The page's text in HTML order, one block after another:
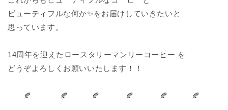
ビューティフルな何か✨をお届けしていきたいと
思っています。
14周年を迎えたロースタリーマンリーコーヒー を
どうぞよろしくお願いいたします！！
🍂 🍂 🍂 🍂 🍂 🍂